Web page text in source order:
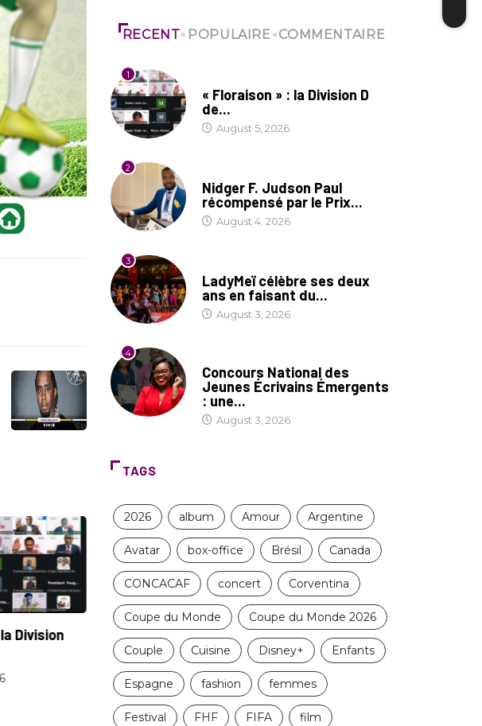
SOCIÉTÉ
Nidger F. Judson Paul
récompensé par le...
CULTURE MODE
LadyMeï célèbre ses deux
ans en faisant...
August 3, 2026
RECENT POPULAIRE COMMENTAIRE
1
« Floraison » : la Division D
de...
August 5, 2026
2
Nidger F. Judson Paul
récompensé par le Prix...
August 4, 2026
3
LadyMeï célèbre ses deux
ans en faisant du...
August 3, 2026
4
Concours National des
Jeunes Écrivains Émergents
: une...
August 3, 2026
TAGS
2026 album Amour Argentine
Avatar box-office Brésil Canada
CONCACAF concert Corventina
Coupe du Monde Coupe du Monde 2026
Couple Cuisine Disney+ Enfants
Espagne fashion femmes
Festival FHF FIFA film